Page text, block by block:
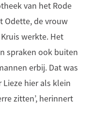
van het Rode
Odette, de vrouw
werkte. Het
spraken ook buiten
erbij. Dat was
Lieze hier als klein
zitten’, herinnert